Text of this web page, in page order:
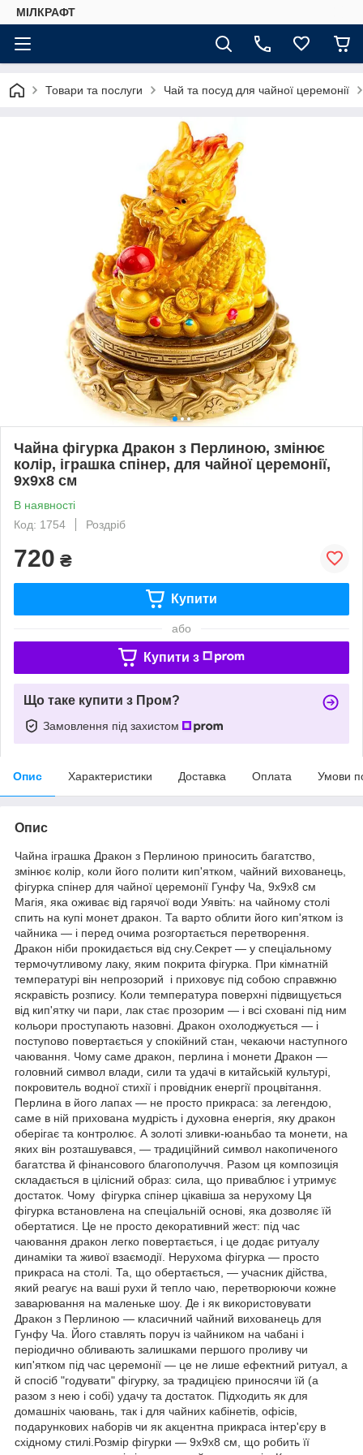
МІЛКРАФТ
Товари та послуги Чай та посуд для чайної церемонії
Чайна фігурка Дракон з Перлиною, змінює
колір, іграшка спінер, для чайної церемонії,
9х9х8 см
В наявності
Код: 1754
Роздріб
720 ₴
Купити
або
Купити з
Що таке купити з Пром?
Замовлення під захистом
Опис Характеристики Доставка Оплата Умови
Опис
Чайна іграшка Дракон з Перлиною приносить багатство,
змінює колір, коли його полити кип'ятком, чайний вихованець,
фігурка спінер для чайної церемонії Гунфу Ча, 9х9х8 см
Магія, яка оживає від гарячої води Уявіть: на чайному столі
спить на купі монет дракон. Та варто облити його кип'ятком із
чайника — і перед очима розгортається перетворення.
Дракон ніби прокидається від сну.Секрет — у спеціальному
термочутливому лаку, яким покрита фігурка. При кімнатній
температурі він непрозорий і приховує під собою справжню
яскравість розпису. Коли температура поверхні підвищується
від кип'ятку чи пари, лак стає прозорим — і всі сховані під ним
кольори проступають назовні. Дракон охолоджується — і
поступово повертається у спокійний стан, чекаючи наступного
чаювання. Чому саме дракон, перлина і монети Дракон —
головний символ влади, сили та удачі в китайській культурі,
покровитель водної стихії і провідник енергії процвітання.
Перлина в його лапах — не просто прикраса: за легендою,
саме в ній прихована мудрість і духовна енергія, яку дракон
оберігає та контролює. А золоті зливки-юаньбао та монети, на
яких він розташувався, — традиційний символ накопиченого
багатства й фінансового благополуччя. Разом ця композиція
складається в цілісний образ: сила, що приваблює і утримує
достаток. Чому фігурка спінер цікавіша за нерухому Ця
фігурка встановлена на спеціальній основі, яка дозволяє їй
обертатися. Це не просто декоративний жест: під час
чаювання дракон легко повертається, і це додає ритуалу
динаміки та живої взаємодії. Нерухома фігурка — просто
прикраса на столі. Та, що обертається, — учасник дійства,
який реагує на ваші рухи й тепло чаю, перетворюючи кожне
заварювання на маленьке шоу. Де і як використовувати
Дракон з Перлиною — класичний чайний вихованець для
Гунфу Ча. Його ставлять поруч із чайником на чабані і
періодично обливають залишками першого проливу чи
кип'ятком під час церемонії — це не лише ефектний ритуал, а
й спосіб "годувати" фігурку, за традицією приносячи їй (а
разом з нею і собі) удачу та достаток. Підходить як для
домашніх чаювань, так і для чайних кабінетів, офісів,
подарункових наборів чи як акцентна прикраса інтер'єру в
східному стилі.Розмір фігурки — 9х9х8 см, що робить її